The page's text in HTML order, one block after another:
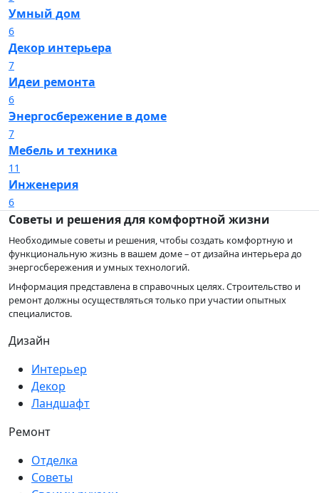
Умный дом
6
Декор интерьера
7
Идеи ремонта
6
Энергосбережение в доме
7
Мебель и техника
11
Инженерия
6
Советы и решения для комфортной жизни
Необходимые советы и решения, чтобы создать комфортную и
функциональную жизнь в вашем доме – от дизайна интерьера до
энергосбережения и умных технологий.
Информация представлена в справочных целях. Строительство и
ремонт должны осуществляться только при участии опытных
специалистов.
Дизайн
Интерьер
Декор
Ландшафт
Ремонт
Отделка
Советы